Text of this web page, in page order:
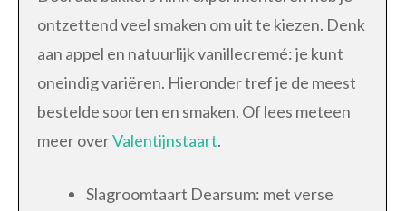
ontzettend veel smaken om uit te kiezen. Denk
aan appel en natuurlijk vanillecremé: je kunt
oneindig variëren. Hieronder tref je de meest
bestelde soorten en smaken. Of lees meteen
meer overValentijnstaart.
Slagroomtaart Dearsum: met verse